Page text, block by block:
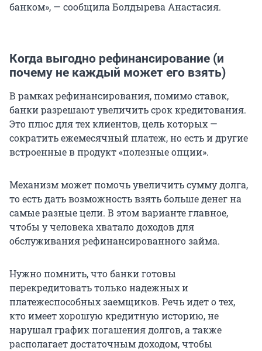
банком», — сообщила Болдырева Анастасия.
Когда выгодно рефинансирование (и
почему не каждый может его взять)
В рамках рефинансирования, помимо ставок,
банки разрешают увеличить срок кредитования.
Это плюс для тех клиентов, цель которых —
сократить ежемесячный платеж, но есть и другие
встроенные в продукт «полезные опции».
Механизм может помочь увеличить сумму долга,
то есть дать возможность взять больше денег на
самые разные цели. В этом варианте главное,
чтобы у человека хватало доходов для
обслуживания рефинансированного займа.
Нужно помнить, что банки готовы
перекредитовать только надежных и
платежеспособных заемщиков. Речь идет о тех,
кто имеет хорошую кредитную историю, не
нарушал график погашения долгов, а также
располагает достаточным доходом, чтобы